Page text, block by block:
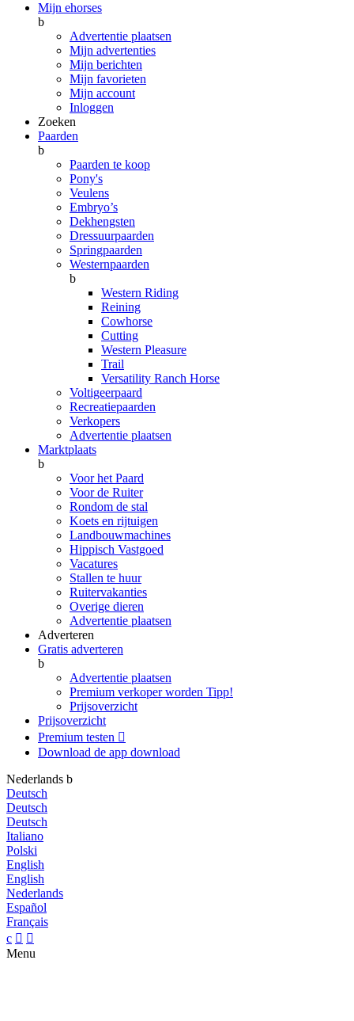
Mijn ehorses
b
Advertentie plaatsen
Mijn advertenties
Mijn berichten
Mijn favorieten
Mijn account
Inloggen
Zoeken
Paarden
b
Paarden te koop
Pony's
Veulens
Embryo’s
Dekhengsten
Dressuurpaarden
Springpaarden
Westernpaarden
b
Western Riding
Reining
Cowhorse
Cutting
Western Pleasure
Trail
Versatility Ranch Horse
Voltigeerpaard
Recreatiepaarden
Verkopers
Advertentie plaatsen
Marktplaats
b
Voor het Paard
Voor de Ruiter
Rondom de stal
Koets en rijtuigen
Landbouwmachines
Hippisch Vastgoed
Vacatures
Stallen te huur
Ruitervakanties
Overige dieren
Advertentie plaatsen
Adverteren
Gratis adverteren
b
Advertentie plaatsen
Premium verkoper worden Tipp!
Prijsoverzicht
Prijsoverzicht
Premium testen 
Download de app download
Nederlands b
Deutsch
Deutsch
Deutsch
Italiano
Polski
English
English
Nederlands
Español
Français
c  
Menu